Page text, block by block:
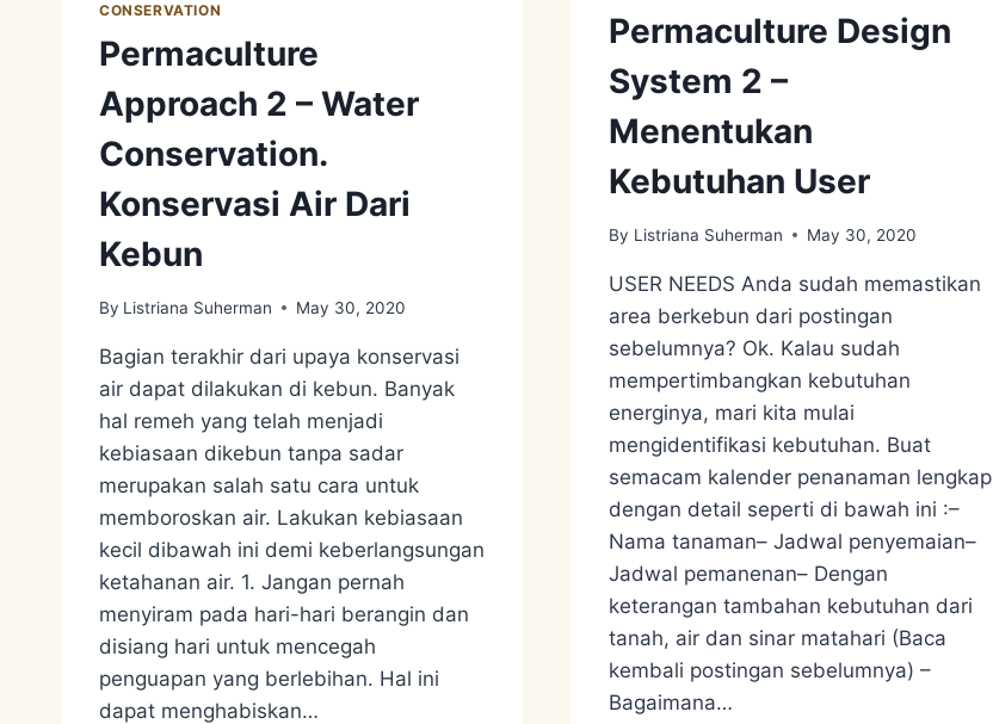
CONSERVATION
Permaculture
Approach 2 – Water
Conservation.
Konservasi Air Dari
Kebun
By Listriana Suherman May 30, 2020
Bagian terakhir dari upaya konservasi
air dapat dilakukan di kebun. Banyak
hal remeh yang telah menjadi
kebiasaan dikebun tanpa sadar
merupakan salah satu cara untuk
memboroskan air. Lakukan kebiasaan
kecil dibawah ini demi keberlangsungan
ketahanan air. 1. Jangan pernah
menyiram pada hari-hari berangin dan
disiang hari untuk mencegah
penguapan yang berlebihan. Hal ini
dapat menghabiskan…
Permaculture Design
System 2 –
Menentukan
Kebutuhan User
By Listriana Suherman May 30, 2020
USER NEEDS Anda sudah memastikan
area berkebun dari postingan
sebelumnya? Ok. Kalau sudah
mempertimbangkan kebutuhan
energinya, mari kita mulai
mengidentifikasi kebutuhan. Buat
semacam kalender penanaman lengkap
dengan detail seperti di bawah ini :–
Nama tanaman– Jadwal penyemaian–
Jadwal pemanenan– Dengan
keterangan tambahan kebutuhan dari
tanah, air dan sinar matahari (Baca
kembali postingan sebelumnya) –
Bagaimana…